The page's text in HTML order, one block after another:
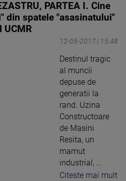
PARTEA I. Cine
din spatele "asasinatului"
UCMR
12-05-2017 | 15:48
Destinul tragic
al muncii
depuse de
generatii la
rand. Uzina
Constructoare
de Masini
Resita, un
mamut
industrial, ...
Citeste mai mult